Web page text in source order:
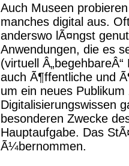
Auch Museen
manches digital aus.
anderswo lÃ¤ngst
Anwendungen, die es
(virtuell
auch Ã¶ffentliche und
um ein neues
Digitalisierungswissen
besonderen Zwecke
Hauptaufgabe. Das
Ã¼bernommen.